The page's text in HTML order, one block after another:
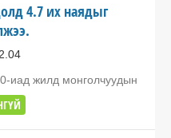
4.7 их наядыг
иад жилд монголчуудын